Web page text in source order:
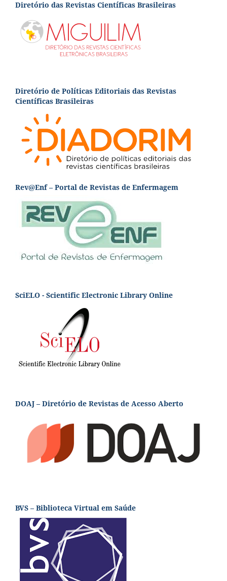
Diretório das Revistas Científicas Brasileiras
Diretório de Políticas Editoriais das Revistas
Científicas Brasileiras
Rev@Enf – Portal de Revistas de Enfermagem
SciELO - Scientific Electronic Library Online
DOAJ – Diretório de Revistas de Acesso Aberto
BVS – Biblioteca Virtual em Saúde